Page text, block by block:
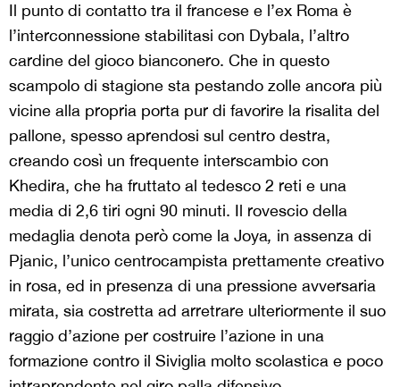
Il punto di contatto tra il francese e l’ex Roma è
l’interconnessione stabilitasi con Dybala, l’altro
cardine del gioco bianconero. Che in questo
scampolo di stagione sta pestando zolle ancora più
vicine alla propria porta pur di favorire la risalita del
pallone, spesso aprendosi sul centro destra,
creando così un frequente interscambio con
Khedira, che ha fruttato al tedesco 2 reti e una
media di 2,6 tiri ogni 90 minuti. Il rovescio della
medaglia denota però come la Joya, in assenza di
Pjanic, l’unico centrocampista prettamente creativo
in rosa, ed in presenza di una pressione avversaria
mirata, sia costretta ad arretrare ulteriormente il suo
raggio d’azione per costruire l’azione in una
formazione contro il Siviglia molto scolastica e poco